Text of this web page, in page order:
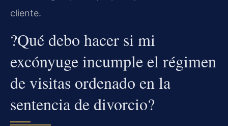
cliente.
?Qué debo hacer si mi
excónyuge incumple el régimen
de visitas ordenado en la
sentencia de divorcio?